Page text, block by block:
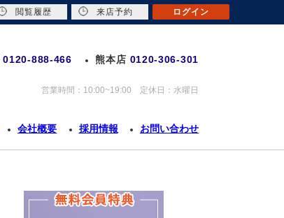
0120-888-466 熊本店 0120-306-301
営業時間：10:00~19:00 定休日：水曜日
会社概要 採用情報 お問い合わせ
閲覧履歴 来店予約 ログイン